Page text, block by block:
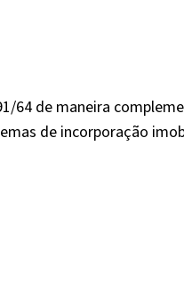
64 de maneira
de incorporação